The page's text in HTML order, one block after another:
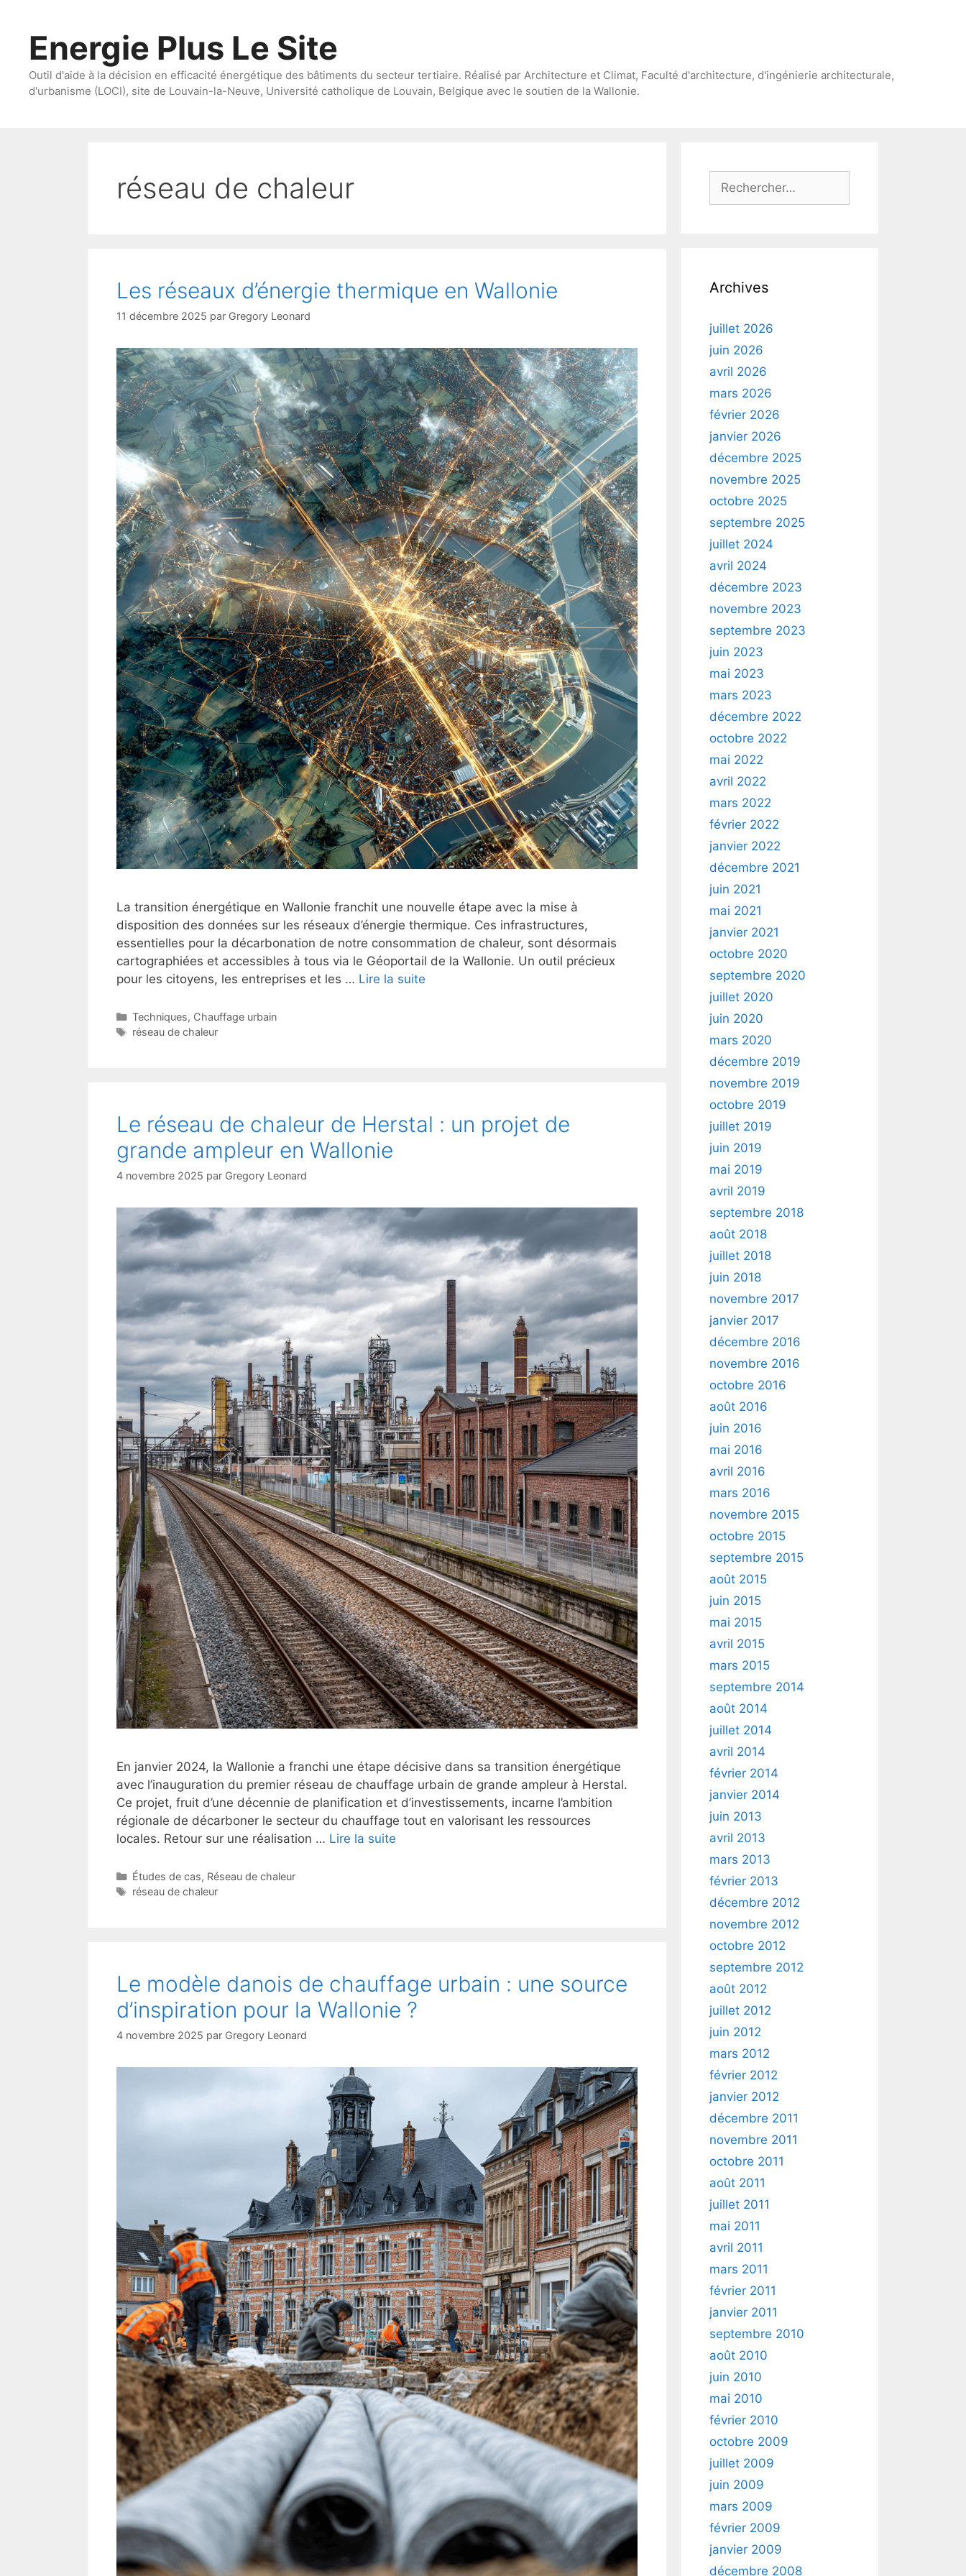
contenuEnergie Plus Le Site
Outil d'aide à la décision en efficacité énergétique des bâtiments du secteur tertiaire. Réalisé par Architecture et Climat, Faculté d'architecture, d'ingénierie architecturale,
d'urbanisme (LOCI), site de Louvain-la-Neuve, Université catholique de Louvain, Belgique avec le soutien de la Wallonie.
réseau de chaleur
Les réseaux d’énergie thermique en Wallonie
11 décembre 2025 par Gregory Leonard
La transition énergétique en Wallonie franchit une nouvelle étape avec la mise à
disposition des données sur les réseaux d’énergie thermique. Ces infrastructures,
essentielles pour la décarbonation de notre consommation de chaleur, sont désormais
cartographiées et accessibles à tous via le Géoportail de la Wallonie. Un outil précieux
pour les citoyens, les entreprises et les … Lire la suite
Catégories
Techniques, Chauffage urbain
Étiquettes
réseau de chaleur
Le réseau de chaleur de Herstal : un projet de
grande ampleur en Wallonie
4 novembre 2025 par Gregory Leonard
En janvier 2024, la Wallonie a franchi une étape décisive dans sa transition énergétique
avec l’inauguration du premier réseau de chauffage urbain de grande ampleur à Herstal.
Ce projet, fruit d’une décennie de planification et d’investissements, incarne l’ambition
régionale de décarboner le secteur du chauffage tout en valorisant les ressources
locales. Retour sur une réalisation … Lire la suite
Catégories
Études de cas, Réseau de chaleur
Étiquettes
réseau de chaleur
Le modèle danois de chauffage urbain : une source
d’inspiration pour la Wallonie ?
4 novembre 2025 par Gregory Leonard
Rechercher :
Archives
juillet 2026
juin 2026
avril 2026
mars 2026
février 2026
janvier 2026
décembre 2025
novembre 2025
octobre 2025
septembre 2025
juillet 2024
avril 2024
décembre 2023
novembre 2023
septembre 2023
juin 2023
mai 2023
mars 2023
décembre 2022
octobre 2022
mai 2022
avril 2022
mars 2022
février 2022
janvier 2022
décembre 2021
juin 2021
mai 2021
janvier 2021
octobre 2020
septembre 2020
juillet 2020
juin 2020
mars 2020
décembre 2019
novembre 2019
octobre 2019
juillet 2019
juin 2019
mai 2019
avril 2019
septembre 2018
août 2018
juillet 2018
juin 2018
novembre 2017
janvier 2017
décembre 2016
novembre 2016
octobre 2016
août 2016
juin 2016
mai 2016
avril 2016
mars 2016
novembre 2015
octobre 2015
septembre 2015
août 2015
juin 2015
mai 2015
avril 2015
mars 2015
septembre 2014
août 2014
juillet 2014
avril 2014
février 2014
janvier 2014
juin 2013
avril 2013
mars 2013
février 2013
décembre 2012
novembre 2012
octobre 2012
septembre 2012
août 2012
juillet 2012
juin 2012
mars 2012
février 2012
janvier 2012
décembre 2011
novembre 2011
octobre 2011
août 2011
juillet 2011
mai 2011
avril 2011
mars 2011
février 2011
janvier 2011
septembre 2010
août 2010
juin 2010
mai 2010
février 2010
octobre 2009
juillet 2009
juin 2009
mars 2009
février 2009
janvier 2009
décembre 2008